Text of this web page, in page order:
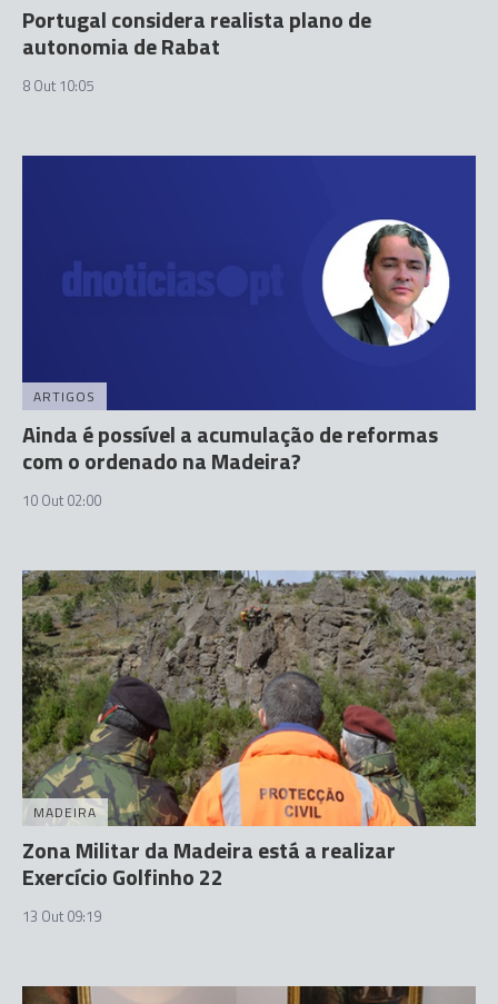
Portugal considera realista plano de
autonomia de Rabat
8 Out 10:05
ARTIGOS
Ainda é possível a acumulação de reformas
com o ordenado na Madeira?
10 Out 02:00
MADEIRA
Zona Militar da Madeira está a realizar
Exercício Golfinho 22
13 Out 09:19